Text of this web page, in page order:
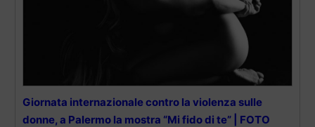
Giornata internazionale contro la violenza sulle
donne, a Palermo la mostra “Mi fido di te” | FOTO